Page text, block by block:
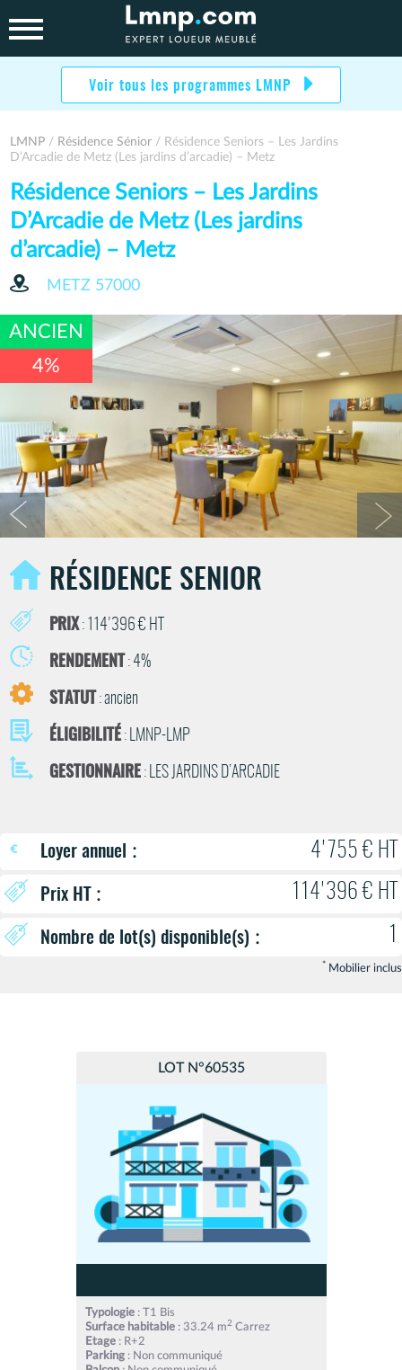
to
content
Voir tous les programmes LMNP
Résidence Seniors – Les Jardins
D’Arcadie de Metz (Les jardins
d’arcadie) – Metz
METZ 57000
ANCIEN
4%
RÉSIDENCE SENIOR
PRIX: 114'396 € HT
RENDEMENT : 4%
STATUT : ancien
ÉLIGIBILITÉ : LMNP-LMP
GESTIONNAIRE : LES JARDINS D’ARCADIE
Loyer annuel : 4'755 € HT
Prix HT : 114'396 € HT
Nombre de lot(s) disponible(s) :
* Mobilier inclus
LOT N°60535
Typologie: T1 Bis
Surface habitable : 33.24 m2Carrez
Etage: R+2
Parking: Non communiqué
LMNP / Résidence Sénior / Résidence Seniors – Les Jardins
D’Arcadie de Metz (Les jardins d’arcadie) – Metz